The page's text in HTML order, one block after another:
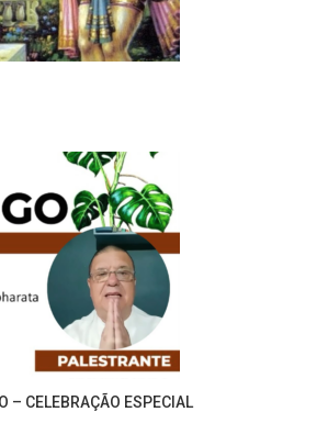
– CELEBRAÇÃO ESPECIAL